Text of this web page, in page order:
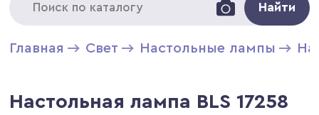
Найти
Главная Свет Настольные лампы
Настольная лампа BLS 17258